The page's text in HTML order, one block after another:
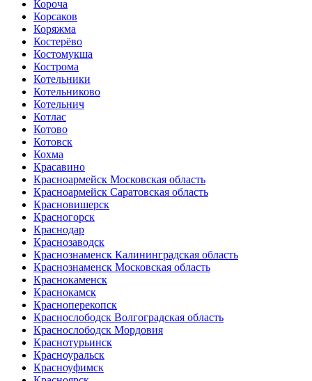
Короча
Корсаков
Коряжма
Костерёво
Костомукша
Кострома
Котельники
Котельниково
Котельнич
Котлас
Котово
Котовск
Кохма
Красавино
Красноармейск Московская область
Красноармейск Саратовская область
Красновишерск
Красногорск
Краснодар
Краснозаводск
Краснознаменск Калининградская область
Краснознаменск Московская область
Краснокаменск
Краснокамск
Красноперекопск
Краснослободск Волгоградская область
Краснослободск Мордовия
Краснотурьинск
Красноуральск
Красноуфимск